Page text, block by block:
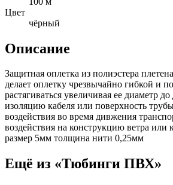
Цвет
чёрный
Описание
Защитная оплетка из полиэстера
делает оплетку чрезвычайно гибкой и
растягиваться увеличивая ее диаметр
изоляцию кабеля или поверхность
воздействия во время дивжения
воздействия на конструкцию ветра или
размер 5мм толщина нити 0,25мм
Ещё из «Тюбинги ПВХ»